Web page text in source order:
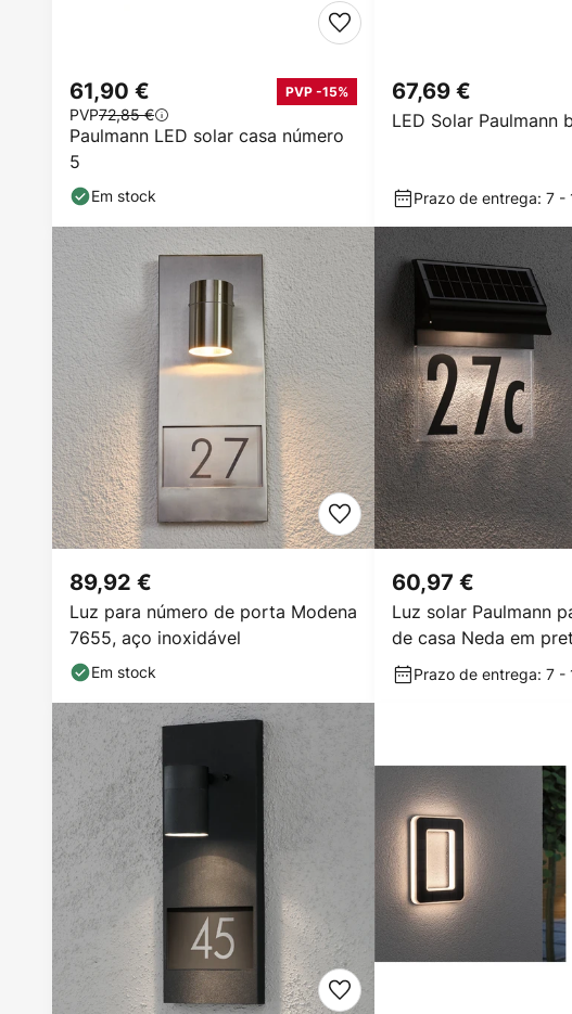
Paulmann LED solar casa número
5
61,90 € PVP -15%
PVP72,85 €
Em stock
LED Solar Paulmann b
67,69 €
Prazo de entrega: 7 -
Luz para número de porta Modena
7655, aço inoxidável
89,92 €
Em stock
Luz solar Paulmann
de casa Neda em
60,97 €
Prazo de entrega: 7 -